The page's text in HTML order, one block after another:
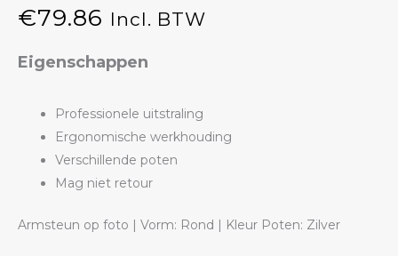
€79.86 Incl. BTW
Eigenschappen
Professionele uitstraling
Ergonomische werkhouding
Verschillende poten
Mag niet retour
Armsteun op foto | Vorm: Rond | Kleur Poten: Zilver